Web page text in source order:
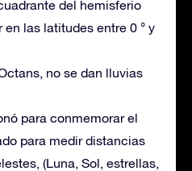
del hemisferio
en las latitudes entre 0 ° y
no se dan lluvias
para conmemorar el
para medir distancias
(Luna, Sol, estrellas,